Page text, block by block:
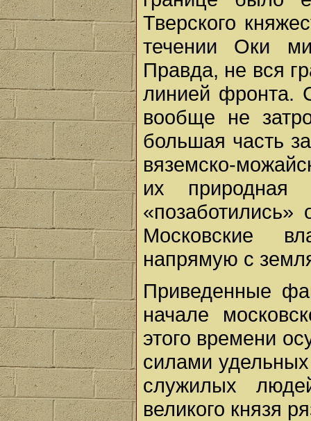
Тверского
течении Оки
Правда, не вся
линией фронта.
вообще не
большая часть
вяземско-
их природная
«позаботились»
Московские
напрямую с
Приведенные
начале
этого времени
силами удельных
служилых
великого князя